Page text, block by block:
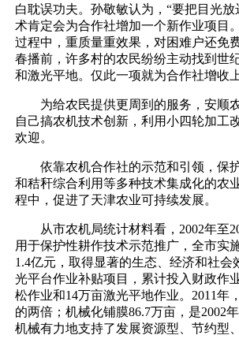
白耽误功夫。孙敬敏认为，“要把目光
术肯定会为合作社增加一个新作业项目
过程中，重质量重效果，对困难户还免
春播前，许多村的农民纷纷主动找到世
和激光平地。仅此一项就为合作社增收
为给农民提供更周到的服务，安顺农
自己搞农机技术创新，利用小四轮加工
欢迎。
依靠农机合作社的示范和引领，保
和秸秆综合利用等多种技术集成化的农
程中，促进了天津农业可持续发展。
从市农机局统计材料看，2002年至
用于保护性耕作技术示范推广，全市实
1.4亿元，取得显著的生态、经济和社
光平台作业补贴项目，累计投入财政作
松作业和14万亩激光平地作业。2011年
的两倍；机械化铺膜86.7万亩，是2002
机械有力地支持了发展资源型、节约型